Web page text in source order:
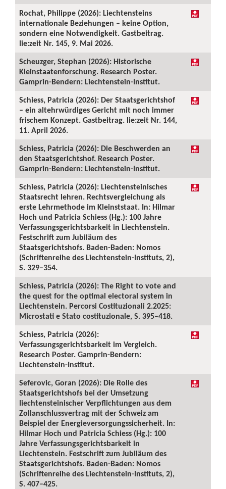
Rochat, Philippe (2026): Liechtensteins
internationale Beziehungen – keine Option,
sondern eine Notwendigkeit. Gastbeitrag.
lie:zeit Nr. 145, 9. Mai 2026.
Scheuzger, Stephan (2026): Historische
Kleinstaatenforschung. Research Poster.
Gamprin-Bendern: Liechtenstein-Institut.
Schiess, Patricia (2026): Der Staatsgerichtshof
– ein altehrwürdiges Gericht mit noch immer
frischem Konzept. Gastbeitrag. lie:zeit Nr. 144,
11. April 2026.
Schiess, Patricia (2026): Die Beschwerden an
den Staatsgerichtshof. Research Poster.
Gamprin-Bendern: Liechtenstein-Institut.
Schiess, Patricia (2026): Liechtensteinisches
Staatsrecht lehren. Rechtsvergleichung als
erste Lehrmethode im Kleinststaat. In: Hilmar
Hoch und Patricia Schiess (Hg.): 100 Jahre
Verfassungsgerichtsbarkeit in Liechtenstein.
Festschrift zum Jubiläum des
Staatsgerichtshofs. Baden-Baden: Nomos
(Schriftenreihe des Liechtenstein-Instituts, 2),
S. 329–354.
Schiess, Patricia (2026): The Right to vote and
the quest for the optimal electoral system in
Liechtenstein. Percorsi Costituzionali 2.2025:
Microstati e Stato costituzionale, S. 395–418.
Schiess, Patricia (2026):
Verfassungsgerichtsbarkeit im Vergleich.
Research Poster. Gamprin-Bendern:
Liechtenstein-Institut.
Seferovic, Goran (2026): Die Rolle des
Staatsgerichtshofs bei der Umsetzung
liechtensteinischer Verpflichtungen aus dem
Zollanschlussvertrag mit der Schweiz am
Beispiel der Energieversorgungssicherheit. In:
Hilmar Hoch und Patricia Schiess (Hg.): 100
Jahre Verfassungsgerichtsbarkeit in
Liechtenstein. Festschrift zum Jubiläum des
Staatsgerichtshofs. Baden-Baden: Nomos
(Schriftenreihe des Liechtenstein-Instituts, 2),
S. 407–425.